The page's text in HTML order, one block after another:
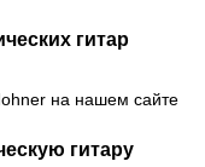
гитар
на нашем сайте
гитару